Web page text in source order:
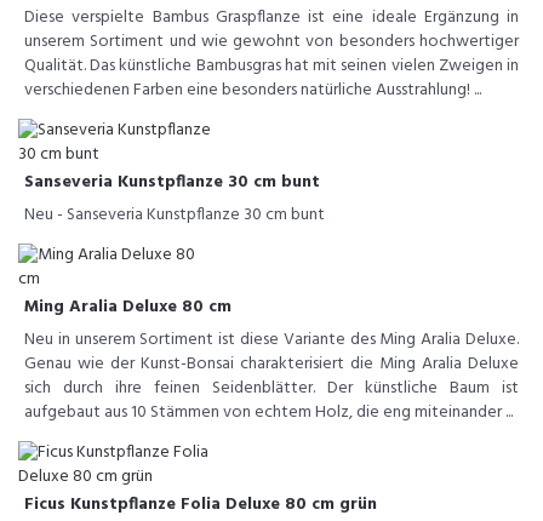
Diese verspielte Bambus Graspflanze ist eine ideale Ergänzung in
unserem Sortiment und wie gewohnt von besonders hochwertiger
Qualität. Das künstliche Bambusgras hat mit seinen vielen Zweigen in
verschiedenen Farben eine besonders natürliche Ausstrahlung! ...
Sanseveria Kunstpflanze 30 cm bunt
Neu - Sanseveria Kunstpflanze 30 cm bunt
Ming Aralia Deluxe 80 cm
Neu in unserem Sortiment ist diese Variante des Ming Aralia Deluxe.
Genau wie der Kunst-Bonsai charakterisiert die Ming Aralia Deluxe
sich durch ihre feinen Seidenblätter. Der künstliche Baum ist
aufgebaut aus 10 Stämmen von echtem Holz, die eng miteinander ...
Ficus Kunstpflanze Folia Deluxe 80 cm grün